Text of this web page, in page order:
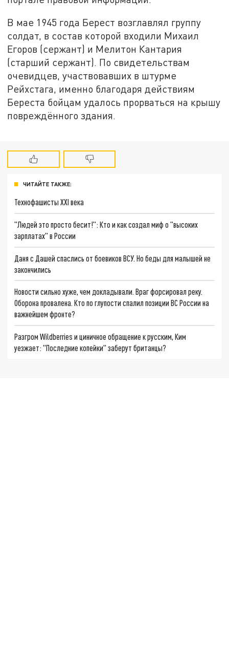
В мае 1945 года Берест возглавлял группу
солдат, в состав которой входили Михаил
Егоров (сержант) и Мелитон Кантария
(старший сержант). По свидетельствам
очевидцев, участвовавших в штурме
Рейхстага, именно благодаря действиям
Береста бойцам удалось прорваться на крышу
повреждённого здания.
ЧИТАЙТЕ ТАКЖЕ:
Технофашисты XXI века
"Людей это просто бесит!": Кто и как создал миф о "высоких
зарплатах" в России
Даня с Дашей спаслись от боевиков ВСУ. Но беды для малышей не
закончились
Новости сильно хуже, чем докладывали. Враг форсировал реку.
Оборона провалена. Кто по глупости спалил позиции ВС России на
важнейшем фронте?
Разгром Wildberries и циничное обращение к русским, Ким
уезжает: "Последние копейки" заберут британцы?